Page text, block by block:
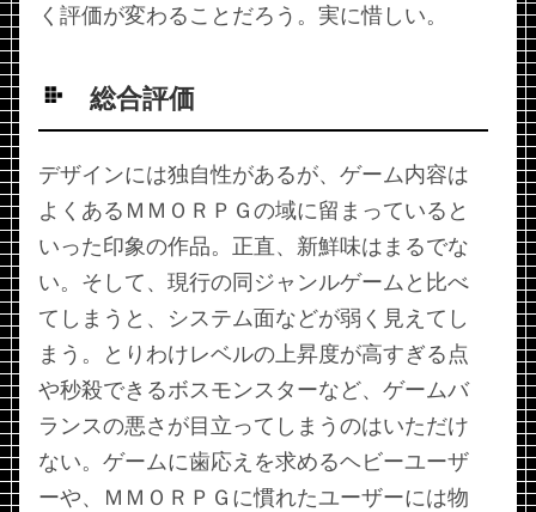
く評価が変わることだろう。実に惜しい。
総合評価
デザインには独自性があるが、ゲーム内容は
よくあるＭＭＯＲＰＧの域に留まっていると
いった印象の作品。正直、新鮮味はまるでな
い。そして、現行の同ジャンルゲームと比べ
てしまうと、システム面などが弱く見えてし
まう。とりわけレベルの上昇度が高すぎる点
や秒殺できるボスモンスターなど、ゲームバ
ランスの悪さが目立ってしまうのはいただけ
ない。ゲームに歯応えを求めるヘビーユーザ
ーや、ＭＭＯＲＰＧに慣れたユーザーには物